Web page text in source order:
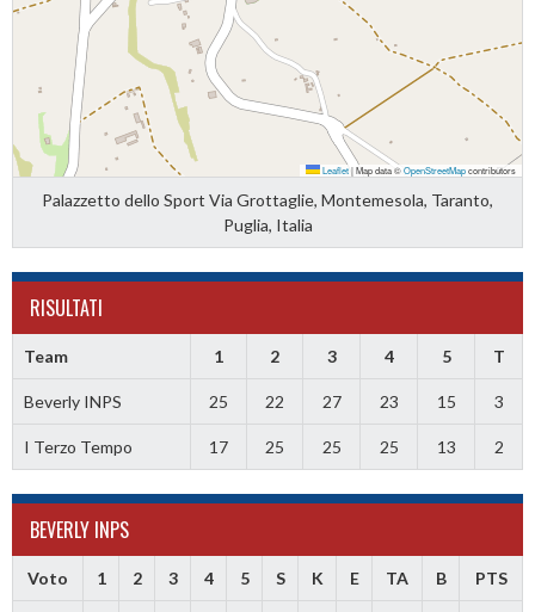
Leaflet|Map data ©OpenStreetMapcontributors
Palazzetto dello Sport Via Grottaglie, Montemesola, Taranto,
Puglia, Italia
RISULTATI
Team 1 2 3 4 5 T
Beverly INPS 25 22 27 23 15 3
I Terzo Tempo 17 25 25 25 13 2
BEVERLY INPS
Voto 1 2 3 4 5 S K E TA B PTS